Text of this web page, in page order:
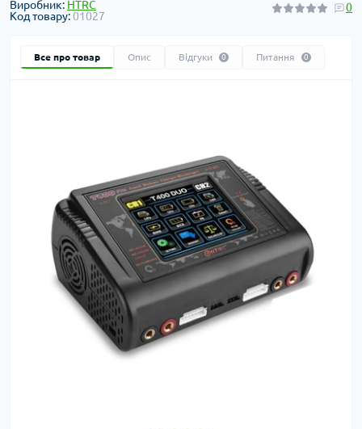
Виробник: HTRC
Код товару:01027
0
Все про товар Опис Відгуки 0 Питання 0